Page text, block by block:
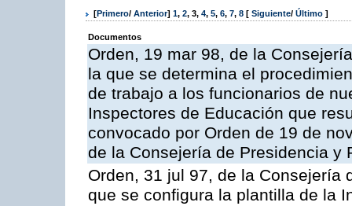
[Primero/ Anterior] 1, 2, 3, 4, 5, 6, 7, 8 [ Siguiente/ Último ]
Documentos
Orden, 19 mar 98, de la
la que se determina el
de trabajo a los funcionarios de
Inspectores de Educación que
convocado por Orden de 19 de
de la Consejería de Presidencia y
Orden, 31 jul 97, de la Consejería
que se configura la plantilla de la